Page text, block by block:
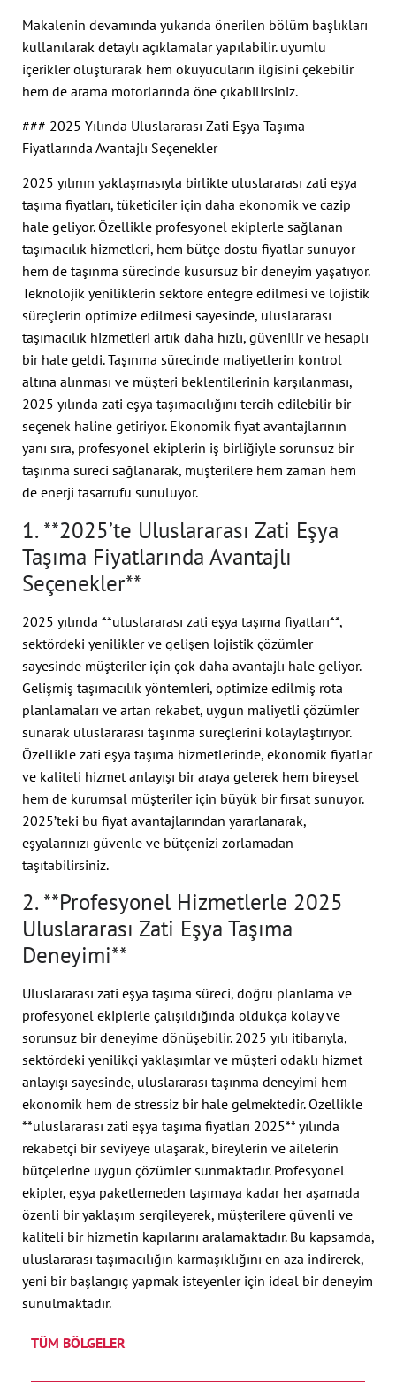
Makalenin devamında yukarıda önerilen bölüm başlıkları
kullanılarak detaylı açıklamalar yapılabilir. uyumlu
içerikler oluşturarak hem okuyucuların ilgisini çekebilir
hem de arama motorlarında öne çıkabilirsiniz.
### 2025 Yılında Uluslararası Zati Eşya Taşıma
Fiyatlarında Avantajlı Seçenekler
2025 yılının yaklaşmasıyla birlikte uluslararası zati eşya
taşıma fiyatları, tüketiciler için daha ekonomik ve cazip
hale geliyor. Özellikle profesyonel ekiplerle sağlanan
taşımacılık hizmetleri, hem bütçe dostu fiyatlar sunuyor
hem de taşınma sürecinde kusursuz bir deneyim yaşatıyor.
Teknolojik yeniliklerin sektöre entegre edilmesi ve lojistik
süreçlerin optimize edilmesi sayesinde, uluslararası
taşımacılık hizmetleri artık daha hızlı, güvenilir ve hesaplı
bir hale geldi. Taşınma sürecinde maliyetlerin kontrol
altına alınması ve müşteri beklentilerinin karşılanması,
2025 yılında zati eşya taşımacılığını tercih edilebilir bir
seçenek haline getiriyor. Ekonomik fiyat avantajlarının
yanı sıra, profesyonel ekiplerin iş birliğiyle sorunsuz bir
taşınma süreci sağlanarak, müşterilere hem zaman hem
de enerji tasarrufu sunuluyor.
1. **2025’te Uluslararası Zati Eşya
Taşıma Fiyatlarında Avantajlı
Seçenekler**
2025 yılında **uluslararası zati eşya taşıma fiyatları**,
sektördeki yenilikler ve gelişen lojistik çözümler
sayesinde müşteriler için çok daha avantajlı hale geliyor.
Gelişmiş taşımacılık yöntemleri, optimize edilmiş rota
planlamaları ve artan rekabet, uygun maliyetli çözümler
sunarak uluslararası taşınma süreçlerini kolaylaştırıyor.
Özellikle zati eşya taşıma hizmetlerinde, ekonomik fiyatlar
ve kaliteli hizmet anlayışı bir araya gelerek hem bireysel
hem de kurumsal müşteriler için büyük bir fırsat sunuyor.
2025’teki bu fiyat avantajlarından yararlanarak,
eşyalarınızı güvenle ve bütçenizi zorlamadan
taşıtabilirsiniz.
2. **Profesyonel Hizmetlerle 2025
Uluslararası Zati Eşya Taşıma
Deneyimi**
Uluslararası zati eşya taşıma süreci, doğru planlama ve
profesyonel ekiplerle çalışıldığında oldukça kolay ve
sorunsuz bir deneyime dönüşebilir. 2025 yılı itibarıyla,
sektördeki yenilikçi yaklaşımlar ve müşteri odaklı hizmet
anlayışı sayesinde, uluslararası taşınma deneyimi hem
ekonomik hem de stressiz bir hale gelmektedir. Özellikle
**uluslararası zati eşya taşıma fiyatları 2025** yılında
rekabetçi bir seviyeye ulaşarak, bireylerin ve ailelerin
bütçelerine uygun çözümler sunmaktadır. Profesyonel
ekipler, eşya paketlemeden taşımaya kadar her aşamada
özenli bir yaklaşım sergileyerek, müşterilere güvenli ve
kaliteli bir hizmetin kapılarını aralamaktadır. Bu kapsamda,
uluslararası taşımacılığın karmaşıklığını en aza indirerek,
yeni bir başlangıç yapmak isteyenler için ideal bir deneyim
sunulmaktadır.
TÜM BÖLGELER